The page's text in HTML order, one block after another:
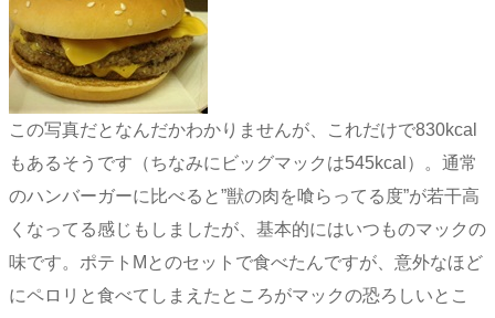
この写真だとなんだかわかりませんが、これだけで830kcal
もあるそうです（ちなみにビッグマックは545kcal）。通常
のハンバーガーに比べると”獣の肉を喰らってる度”が若干高
くなってる感じもしましたが、基本的にはいつものマックの
味です。ポテトMとのセットで食べたんですが、意外なほど
にペロリと食べてしまえたところがマックの恐ろしいとこ